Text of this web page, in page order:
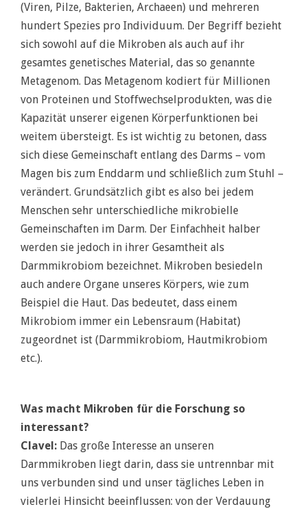
(Viren, Pilze, Bakterien, Archaeen) und mehreren
hundert Spezies pro Individuum. Der Begriff bezieht
sich sowohl auf die Mikroben als auch auf ihr
gesamtes genetisches Material, das so genannte
Metagenom. Das Metagenom kodiert für Millionen
von Proteinen und Stoffwechselprodukten, was die
Kapazität unserer eigenen Körperfunktionen bei
weitem übersteigt. Es ist wichtig zu betonen, dass
sich diese Gemeinschaft entlang des Darms – vom
Magen bis zum Enddarm und schließlich zum Stuhl –
verändert. Grundsätzlich gibt es also bei jedem
Menschen sehr unterschiedliche mikrobielle
Gemeinschaften im Darm. Der Einfachheit halber
werden sie jedoch in ihrer Gesamtheit als
Darmmikrobiom bezeichnet. Mikroben besiedeln
auch andere Organe unseres Körpers, wie zum
Beispiel die Haut. Das bedeutet, dass einem
Mikrobiom immer ein Lebensraum (Habitat)
zugeordnet ist (Darmmikrobiom, Hautmikrobiom
etc.).
Was macht Mikroben für die Forschung so
interessant?
Clavel: Das große Interesse an unseren
Darmmikroben liegt darin, dass sie untrennbar mit
uns verbunden sind und unser tägliches Leben in
vielerlei Hinsicht beeinflussen: von der Verdauung